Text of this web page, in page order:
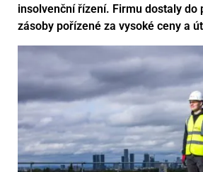
insolvenční řízení. Firmu dostaly do
zásoby pořízené za vysoké ceny a